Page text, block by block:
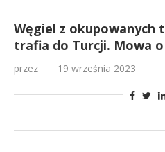
Węgiel z okupowanych
trafia do Turcji. Mowa
przez 19 września 2023